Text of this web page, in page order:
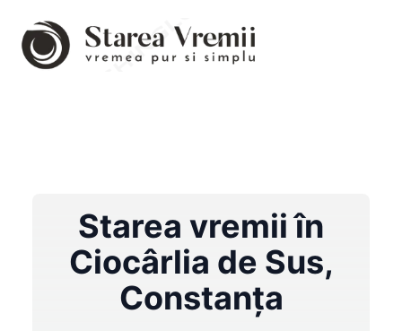
Starea vremii în
Ciocârlia de Sus,
Constanța